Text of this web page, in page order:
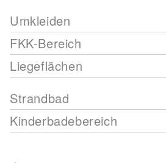
Umkleiden
FKK-Bereich
Liegeflächen
Strandbad
Kinderbadebereich